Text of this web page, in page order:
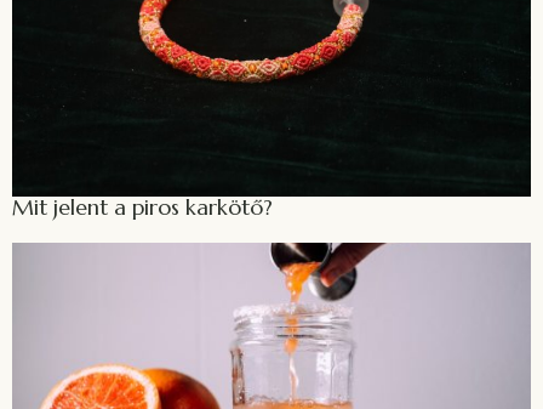
Mit jelent a piros karkötő?